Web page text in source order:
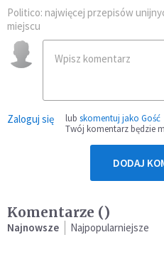
Politico: najwięcej przepisów
miejscu
Zaloguj się lub skomentuj jako Gość
Twój komentarz będzie
DODAJ
Komentarze ()
Najnowsze Najpopularniejsze